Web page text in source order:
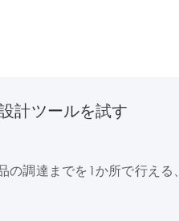
計ツールを試す
の調達までを1か所で行える